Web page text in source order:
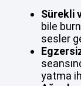
Sürekli
bile
sesler
yatma